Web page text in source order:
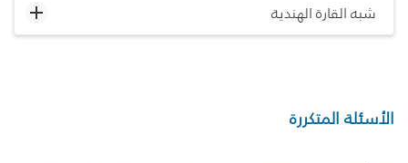
شبه القارة الهندية
الأسئلة المتكررة